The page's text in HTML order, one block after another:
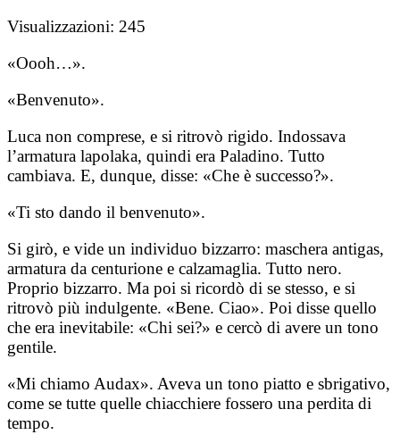
Visualizzazioni: 245
«Oooh…».
«Benvenuto».
Luca non comprese, e si ritrovò rigido. Indossava
l’armatura lapolaka, quindi era Paladino. Tutto
cambiava. E, dunque, disse: «Che è successo?».
«Ti sto dando il benvenuto».
Si girò, e vide un individuo bizzarro: maschera antigas,
armatura da centurione e calzamaglia. Tutto nero.
Proprio bizzarro. Ma poi si ricordò di se stesso, e si
ritrovò più indulgente. «Bene. Ciao». Poi disse quello
che era inevitabile: «Chi sei?» e cercò di avere un tono
gentile.
«Mi chiamo Audax». Aveva un tono piatto e sbrigativo,
come se tutte quelle chiacchiere fossero una perdita di
tempo.